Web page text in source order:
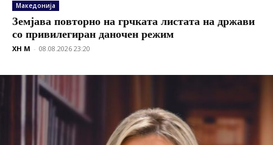
Македонија
Земјава повторно на грчката листата на држави
со привилегиран даночен режим
XH M - 08.08.2026 23:20